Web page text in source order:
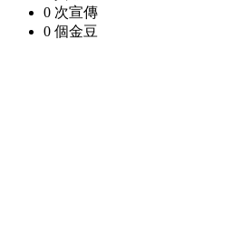
0 次宣傳
0 個金豆